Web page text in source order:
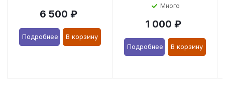
6 500 ₽
Подробнее В корзину
Много
1 000 ₽
Подробнее В корзину